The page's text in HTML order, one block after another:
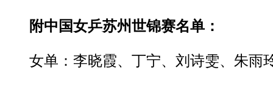
附中国女乒苏州世锦赛名单：
女单：李晓霞、丁宁、刘诗雯、朱雨